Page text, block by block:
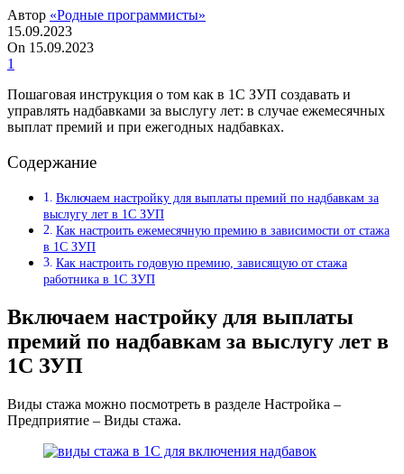
Автор «Родные программисты»
15.09.2023
On 15.09.2023
1
Пошаговая инструкция о том как в 1С ЗУП создавать и
управлять надбавками за выслугу лет: в случае ежемесячных
выплат премий и при ежегодных надбавках.
Содержание
Включаем настройку для выплаты премий по надбавкам за
выслугу лет в 1С ЗУП
Как настроить ежемесячную премию в зависимости от стажа
в 1С ЗУП
Как настроить годовую премию, зависящую от стажа
работника в 1С ЗУП
Включаем настройку для выплаты
премий по надбавкам за выслугу лет в
1С ЗУП
Виды стажа можно посмотреть в разделе Настройка –
Предприятие – Виды стажа.